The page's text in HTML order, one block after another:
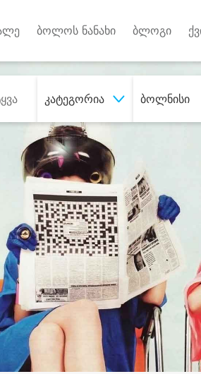
ბოლოს ნანახი ბლოგი
კატეგორია ბოლნისი
სასურველი